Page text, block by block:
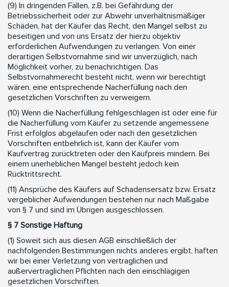
(9) In dringenden Fällen, z.B. bei Gefährdung der
Betriebssicherheit oder zur Abwehr unverhältnismäßiger
Schäden, hat der Käufer das Recht, den Mangel selbst zu
beseitigen und von uns Ersatz der hierzu objektiv
erforderlichen Aufwendungen zu verlangen. Von einer
derartigen Selbstvornahme sind wir unverzüglich, nach
Möglichkeit vorher, zu benachrichtigen. Das
Selbstvornahmerecht besteht nicht, wenn wir berechtigt
wären, eine entsprechende Nacherfüllung nach den
gesetzlichen Vorschriften zu verweigern.
(10) Wenn die Nacherfüllung fehlgeschlagen ist oder eine für
die Nacherfüllung vom Käufer zu setzende angemessene
Frist erfolglos abgelaufen oder nach den gesetzlichen
Vorschriften entbehrlich ist, kann der Käufer vom
Kaufvertrag zurücktreten oder den Kaufpreis mindern. Bei
einem unerheblichen Mangel besteht jedoch kein
Rücktrittsrecht.
(11) Ansprüche des Käufers auf Schadensersatz bzw. Ersatz
vergeblicher Aufwendungen bestehen nur nach Maßgabe
von § 7 und sind im Übrigen ausgeschlossen.
§ 7 Sonstige Haftung
(1) Soweit sich aus diesen AGB einschließlich der
nachfolgenden Bestimmungen nichts anderes ergibt, haften
wir bei einer Verletzung von vertraglichen und
außervertraglichen Pflichten nach den einschlägigen
gesetzlichen Vorschriften.